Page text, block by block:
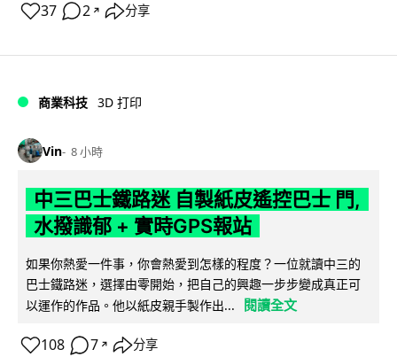
37 2 ↗ 分享
商業科技 3D 打印
Vin 8 小時
中三巴士鐵路迷 自製紙皮遙控巴士 門,
水撥識郁 + 實時GPS報站
如果你熱愛一件事，你會熱愛到怎樣的程度？一位就讀中三的
巴士鐵路迷，選擇由零開始，把自己的興趣一步步變成真正可
以運作的作品。他以紙皮親手製作出...
閱讀全文
108 7 ↗ 分享